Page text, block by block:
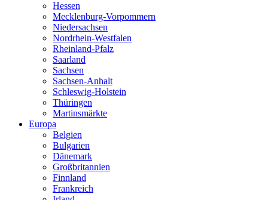
Hessen
Mecklenburg-Vorpommern
Niedersachsen
Nordrhein-Westfalen
Rheinland-Pfalz
Saarland
Sachsen
Sachsen-Anhalt
Schleswig-Holstein
Thüringen
Martinsmärkte
Europa
Belgien
Bulgarien
Dänemark
Großbritannien
Finnland
Frankreich